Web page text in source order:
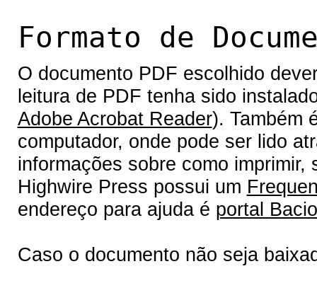
Formato de
O documento PDF escolhido
leitura de PDF tenha sido
Adobe Acrobat Reader). Também
computador, onde pode ser lido
informações sobre como
Highwire Press possui um
endereço para ajuda é portal
Caso o documento não seja